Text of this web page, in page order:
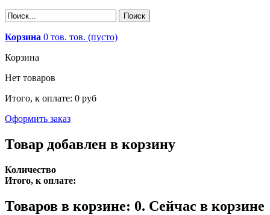
Корзина 0 тов. тов. (пусто)
Корзина
Нет товаров
Итого, к оплате: 0 руб
Оформить заказ
Товар добавлен в корзину
Количество
Итого, к оплате:
Товаров в корзине: 0. Сейчас в корзине